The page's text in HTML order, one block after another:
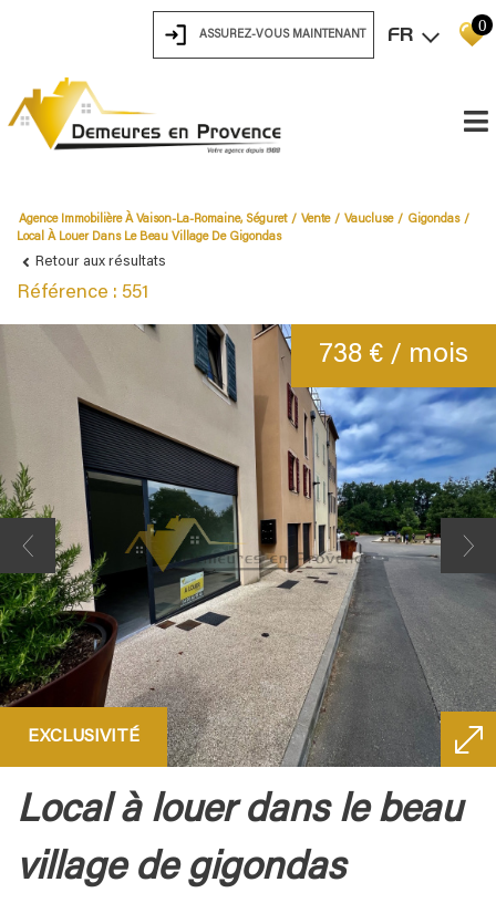
ASSUREZ-VOUS MAINTENANT FR 0
Agence Immobilière À Vaison-La-Romaine, Séguret Vente Vaucluse
Gigondas
Local À Louer Dans Le Beau Village De Gigondas
Retour aux résultats
Référence : 551
EXCLUSIVITÉ
738 € / mois
local à louer dans le beau
village de gigondas